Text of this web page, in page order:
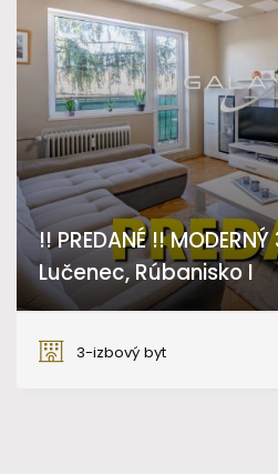
!! PREDANÉ !!
Lučenec, Rúbanisko I
3-izbový byt